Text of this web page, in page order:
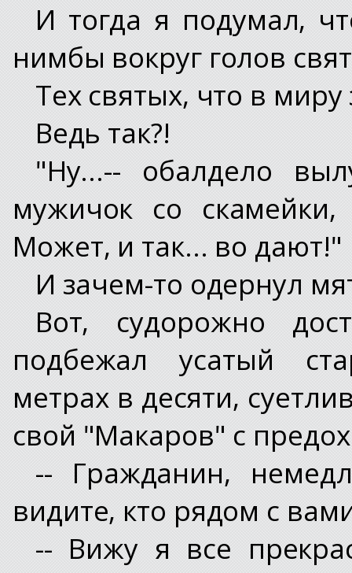
И тогда я подумал,
нимбы вокруг голов
Тех святых, что в
Ведь так?!
"Ну...-- обалдело
мужичок со
Может, и так... во дают!"
И зачем-то одернул
Вот, судорожно
подбежал усатый
метрах в десяти,
свой "Макаров" с
-- Гражданин,
видите, кто рядом с
-- Вижу я все